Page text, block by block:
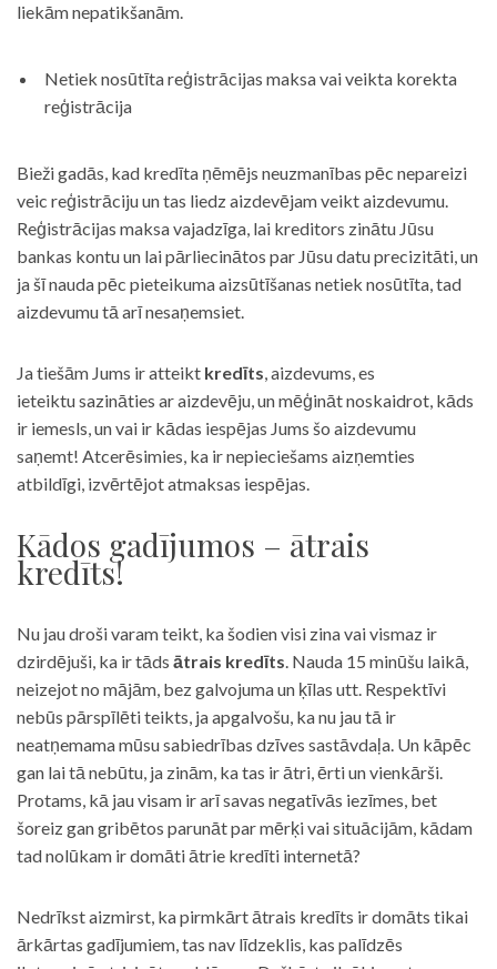
liekām nepatikšanām.
Netiek nosūtīta reģistrācijas maksa vai veikta korekta
reģistrācija
Bieži gadās, kad kredīta ņēmējs neuzmanības pēc nepareizi
veic reģistrāciju un tas liedz aizdevējam veikt aizdevumu.
Reģistrācijas maksa vajadzīga, lai kreditors zinātu Jūsu
bankas kontu un lai pārliecinātos par Jūsu datu precizitāti, un
ja šī nauda pēc pieteikuma aizsūtīšanas netiek nosūtīta, tad
aizdevumu tā arī nesaņemsiet.
Ja tiešām Jums ir atteikt kredīts, aizdevums, es
ieteiktu sazināties ar aizdevēju, un mēģināt noskaidrot, kāds
ir iemesls, un vai ir kādas iespējas Jums šo aizdevumu
saņemt! Atcerēsimies, ka ir nepieciešams aizņemties
atbildīgi, izvērtējot atmaksas iespējas.
Kādos gadījumos – ātrais
kredīts!
Nu jau droši varam teikt, ka šodien visi zina vai vismaz ir
dzirdējuši, ka ir tāds ātrais kredīts. Nauda 15 minūšu laikā,
neizejot no mājām, bez galvojuma un ķīlas utt. Respektīvi
nebūs pārspīlēti teikts, ja apgalvošu, ka nu jau tā ir
neatņemama mūsu sabiedrības dzīves sastāvdaļa. Un kāpēc
gan lai tā nebūtu, ja zinām, ka tas ir ātri, ērti un vienkārši.
Protams, kā jau visam ir arī savas negatīvās iezīmes, bet
šoreiz gan gribētos parunāt par mērķi vai situācijām, kādam
tad nolūkam ir domāti ātrie kredīti internetā?
Nedrīkst aizmirst, ka pirmkārt ātrais kredīts ir domāts tikai
ārkārtas gadījumiem, tas nav līdzeklis, kas palīdzēs